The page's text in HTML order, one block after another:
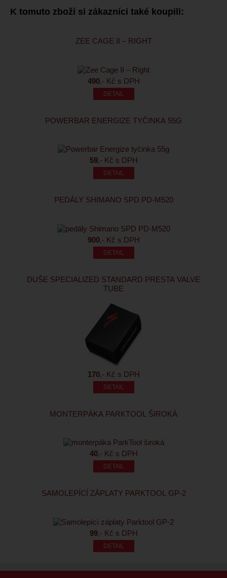
K tomuto zboží si zákazníci také koupili:
ZEE CAGE II – RIGHT
490,- Kč s DPH
POWERBAR ENERGIZE TYČINKA 55G
59,- Kč s DPH
PEDÁLY SHIMANO SPD PD-M520
900,- Kč s DPH
DUŠE SPECIALIZED STANDARD PRESTA VALVE
TUBE
170,- Kč s DPH
MONTERPÁKA PARKTOOL ŠIROKÁ
40,- Kč s DPH
SAMOLEPÍCÍ ZÁPLATY PARKTOOL GP-2
99,- Kč s DPH